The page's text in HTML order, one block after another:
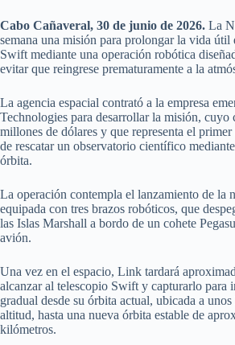
Cabo Cañaveral, 30 de junio de 2026. La
semana una misión para prolongar la vida útil
Swift mediante una operación robótica
evitar que reingrese prematuramente a la
La agencia espacial contrató a la empresa
Technologies para desarrollar la misión, cuyo
millones de dólares y que representa el
de rescatar un observatorio científico
órbita.
La operación contempla el lanzamiento de la
equipada con tres brazos robóticos, que
las Islas Marshall a bordo de un cohete
avión.
Una vez en el espacio, Link tardará
alcanzar al telescopio Swift y capturarlo para
gradual desde su órbita actual, ubicada a
altitud, hasta una nueva órbita estable de
kilómetros.